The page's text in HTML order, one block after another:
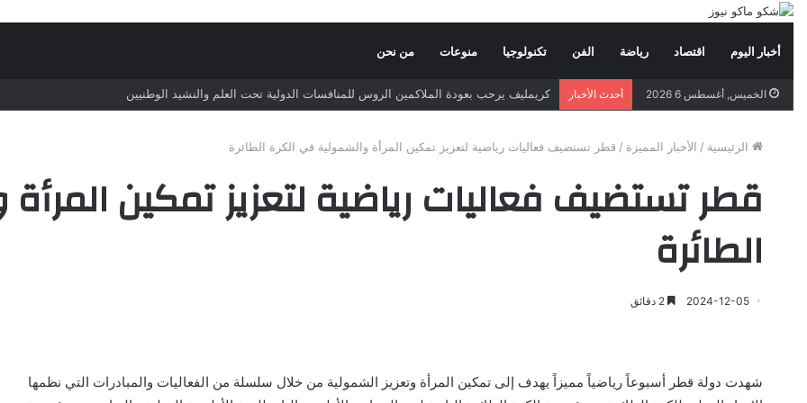
أخبار اليوم اقتصاد رياضة الفن تكنولوجيا منوعات من نحن
الخميس, أغسطس 6 2026 أحدث الأخبار كريمليف يرحب بعودة الملاكمين الروس للمنافسات الدولية تحت العلم والنشيد الوطنيين
الرئيسية / الأخبار المميزة / قطر تستضيف فعاليات رياضية لتعزيز تمكين المرأة والشمولية في الكرة الطائرة
قطر تستضيف فعاليات رياضية لتعزيز تمكين
الطائرة
2024-12-05
شهدت دولة قطر أسبوعاً رياضياً مميزاً يهدف إلى تمكين المرأة وتعزيز الشمولية من خلال سلسلة من الفعاليات والمبادرات التي نظمها